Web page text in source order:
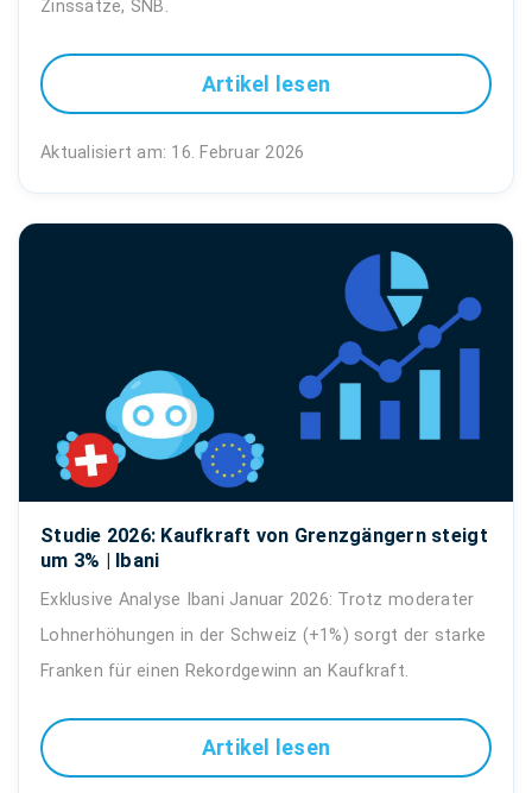
Zinssätze, SNB.
Artikel lesen
Aktualisiert am: 16. Februar 2026
Studie 2026: Kaufkraft von Grenzgängern steigt
um 3% | Ibani
Exklusive Analyse Ibani Januar 2026: Trotz moderater
Lohnerhöhungen in der Schweiz (+1%) sorgt der starke
Franken für einen Rekordgewinn an Kaufkraft.
Artikel lesen